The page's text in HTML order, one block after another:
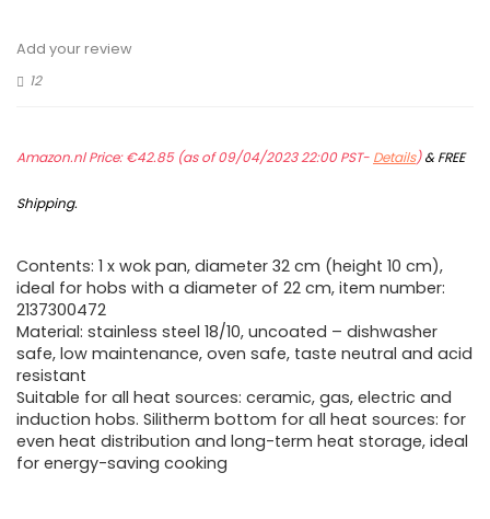
Add your review
12
Amazon.nl Price:€42.85(as of 09/04/2023 22:00 PST- Details)&FREE
Shipping.
Contents: 1 x wok pan, diameter 32 cm (height 10 cm),
ideal for hobs with a diameter of 22 cm, item number:
2137300472
Material: stainless steel 18/10, uncoated – dishwasher
safe, low maintenance, oven safe, taste neutral and acid
resistant
Suitable for all heat sources: ceramic, gas, electric and
induction hobs. Silitherm bottom for all heat sources: for
even heat distribution and long-term heat storage, ideal
for energy-saving cooking